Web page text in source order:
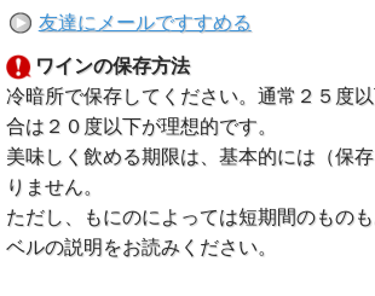
友達にメールですすめる
ワインの保存方法
冷暗所で保存してください。通常２５度
合は２０度以下が理想的です。
美味しく飲める期限は、基本的には（保
りません。
ただし、もにのによっては短期間のもの
ベルの説明をお読みください。